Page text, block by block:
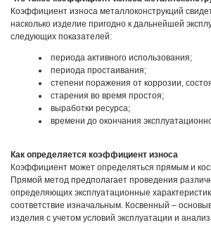
Коэффициент износа металлоконструкций
насколько изделие пригодно к дальнейшей
следующих показателей:
периода активного использования;
периода простаивания;
степени поражения от коррозии,
старения во время простоя;
выработки ресурса;
времени до окончания
Как определяется коэффициент износа
Коэффициент может определяться прямым и
Прямой метод предполагает проведения
определяющих эксплуатационные
соответствие изначальным. Косвенный –
изделия с учетом условий эксплуатации и